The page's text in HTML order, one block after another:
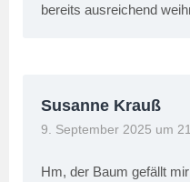
bereits ausreichend
Susanne Krauß
9. September 2025 um
Hm, der Baum gefällt